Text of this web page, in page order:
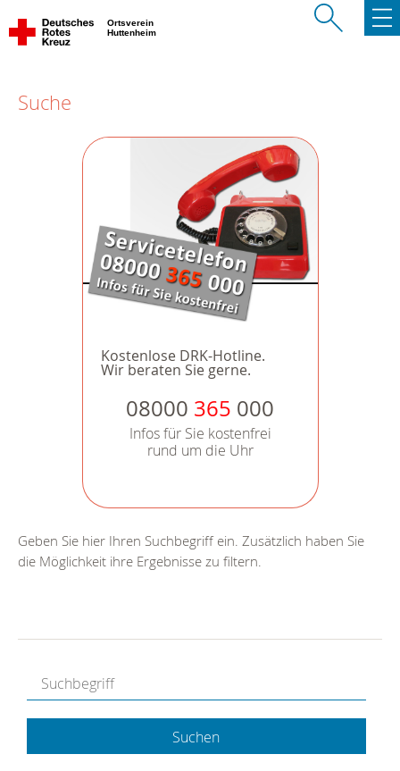
Ortsverein
Huttenheim
Suche
Kostenlose DRK-Hotline.
Wir beraten Sie gerne.
08000 365 000
Infos für Sie kostenfrei
rund um die Uhr
Geben Sie hier Ihren Suchbegriff ein. Zusätzlich haben Sie
die Möglichkeit ihre Ergebnisse zu filtern.
Suchen